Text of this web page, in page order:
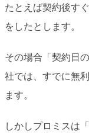
たとえば契約後す
をしたとします。
その場合「契約日
社では、すでに無
ます。
しかしプロミスは